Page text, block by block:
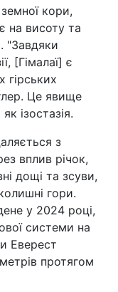
кори,
на висоту та
"Завдяки
[Гімалаї] є
Це явище
ізостазія.
з
вплив річок,
дощі та зсуви,
гори.
у 2024 році,
системи на
Еверест
протягом